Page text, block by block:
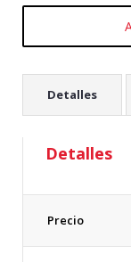
Detalles
Detalles
Precio